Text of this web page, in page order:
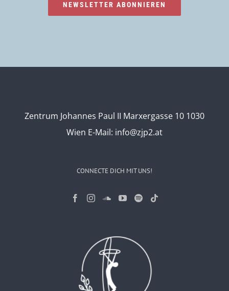
NEWSLETTER ABONNIEREN
Zentrum Johannes Paul II Marxergasse 10 1030
Wien E-Mail: info@zjp2.at
CONNECTE DICH MIT UNS!